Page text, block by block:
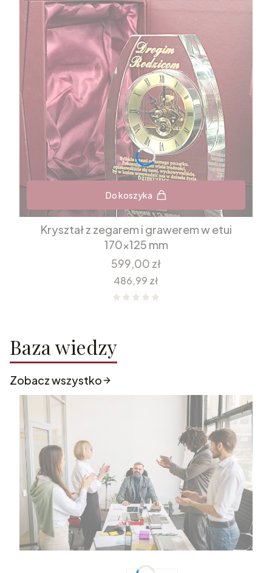
Do koszyka
Kryształ z zegarem i grawerem w etui
170x125 mm
Cena
599,00 zł
Cena
486,99 zł
Baza wiedzy
Zobacz wszystko